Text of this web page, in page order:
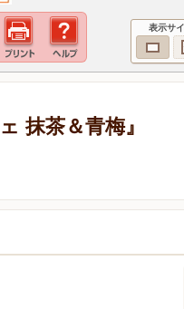
表示サ
抹茶＆青梅』